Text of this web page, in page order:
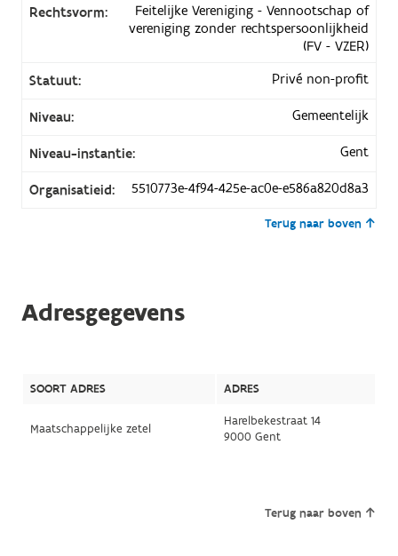
Rechtsvorm:
Feitelijke Vereniging - Vennootschap of
vereniging zonder rechtspersoonlijkheid
(FV - VZER)
Statuut:
Privé non-profit
Niveau: Gemeentelijk
Niveau-instantie: Gent
Organisatieid: 5510773e-4f94-425e-ac0e-e586a820d8a3
Terug naar boven
Adresgegevens
SOORT ADRES ADRES
Maatschappelijke zetel
Harelbekestraat 14
9000 Gent
Terug naar boven